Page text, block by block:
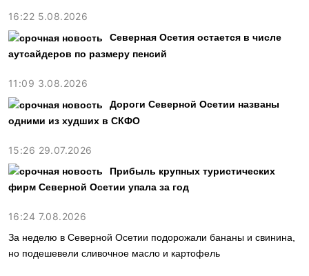
16:22 5.08.2026
Северная Осетия остается в числе
аутсайдеров по размеру пенсий
11:09 3.08.2026
Дороги Северной Осетии названы
одними из худших в СКФО
15:26 29.07.2026
Прибыль крупных туристических
фирм Северной Осетии упала за год
16:24 7.08.2026
За неделю в Северной Осетии подорожали бананы и свинина,
но подешевели сливочное масло и картофель